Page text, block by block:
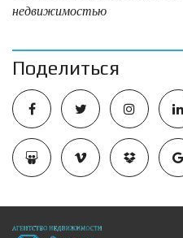
недвижимостью
Поделиться